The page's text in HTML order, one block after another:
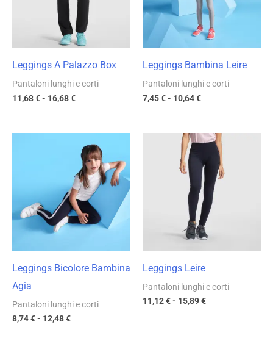
Leggings A Palazzo Box
Pantaloni lunghi e corti
11,68€- 16,68€
Leggings Bambina Leire
Pantaloni lunghi e corti
7,45€- 10,64€
Leggings Bicolore Bambina
Agia
Pantaloni lunghi e corti
8,74€- 12,48€
prezzo:
da
8,74 €
a
12,48 €
Leggings Leire
Pantaloni lunghi e corti
11,12€- 15,89€
Fascia
prezzo:
11,12 €
15,89 €